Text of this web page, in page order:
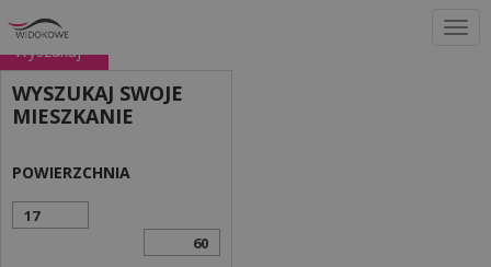
Wyszukaj
WYSZUKAJ SWOJE
MIESZKANIE
POWIERZCHNIA